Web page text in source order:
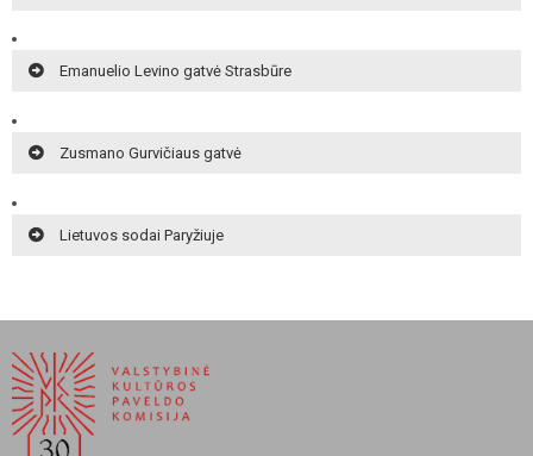
Emanuelio Levino gatvė Strasbūre
Zusmano Gurvičiaus gatvė
Lietuvos sodai Paryžiuje